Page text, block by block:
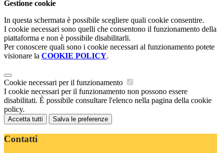
Gestione cookie
In questa schermata è possibile scegliere quali cookie consentire.
I cookie necessari sono quelli che consentono il funzionamento della
piattaforma e non è possibile disabilitarli.
Per conoscere quali sono i cookie necessari al funzionamento potete
visionare la COOKIE POLICY.
Cookie necessari per il funzionamento
I cookie necessari per il funzionamento non possono essere
disabilitati. È possibile consultare l'elenco nella pagina della cookie
policy.
Accetta tutti Salva le preferenze
Contatti